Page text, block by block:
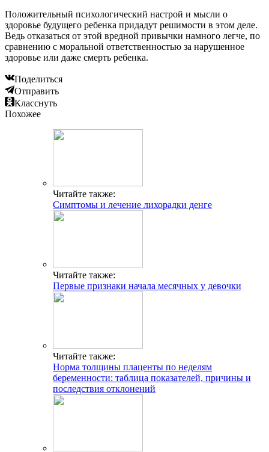
Положительный психологический настрой и мысли о
здоровье будущего ребенка придадут решимости в этом деле.
Ведь отказаться от этой вредной привычки намного легче, по
сравнению с моральной ответственностью за нарушенное
здоровье или даже смерть ребенка.
Поделиться
Отправить
Класснуть
Похожее
Читайте также:
Симптомы и лечение лихорадки денге
Читайте также:
Первые признаки начала месячных у девочки
Читайте также:
Норма толщины плаценты по неделям
беременности: таблица показателей, причины и
последствия отклонений